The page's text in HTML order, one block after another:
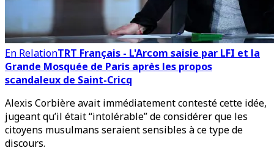
En RelationTRT Français - L'Arcom saisie par LFI et la
Grande Mosquée de Paris après les propos
scandaleux de Saint-Cricq
Alexis Corbière avait immédiatement contesté cette idée,
jugeant qu’il était “intolérable” de considérer que les
citoyens musulmans seraient sensibles à ce type de
discours.